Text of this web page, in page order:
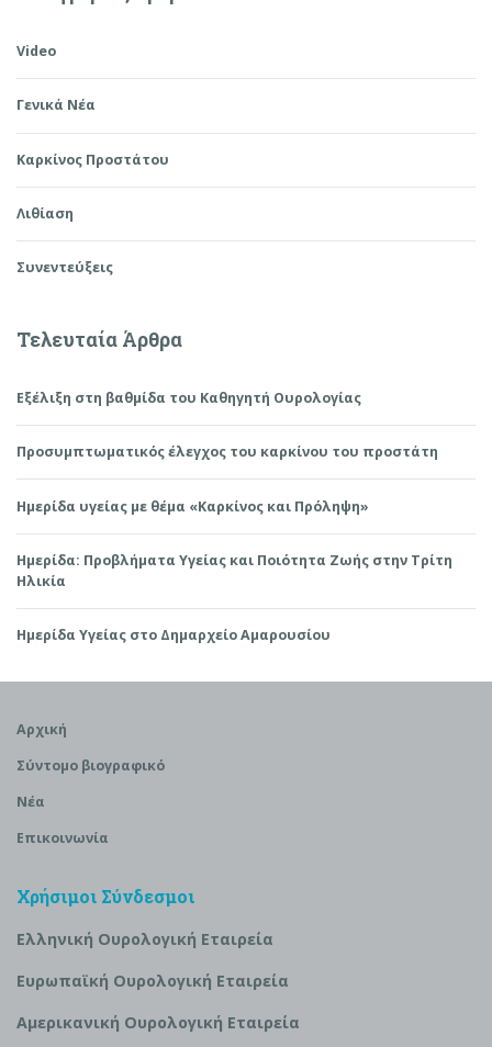
Video
Γενικά Νέα
Καρκίνος Προστάτου
Λιθίαση
Συνεντεύξεις
Τελευταία Άρθρα
Εξέλιξη στη βαθμίδα του Καθηγητή Ουρολογίας
Προσυμπτωματικός έλεγχος του καρκίνου του προστάτη
Ημερίδα υγείας με θέμα «Καρκίνος και Πρόληψη»
Ημερίδα: Προβλήματα Υγείας και Ποιότητα Ζωής στην Τρίτη
Ηλικία
Ημερίδα Υγείας στο Δημαρχείο Αμαρουσίου
Αρχική
Σύντομο βιογραφικό
Νέα
Επικοινωνία
Χρήσιμοι Σύνδεσμοι
Ελληνική Ουρολογική Εταιρεία
Ευρωπαϊκή Ουρολογική Εταιρεία
Αμερικανική Ουρολογική Εταιρεία